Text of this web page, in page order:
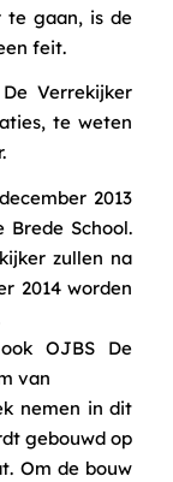
te gaan, is de
feit.
Verrekijker
te weten
2013
School.
zullen na
2014 worden
OJBS De
van
nemen in dit
gebouwd op
Om de bouw